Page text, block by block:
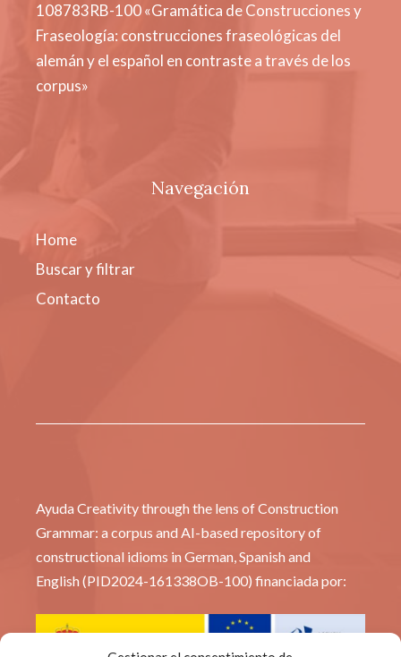
108783RB-100 «Gramática de Construcciones y
Fraseología: construcciones fraseológicas del
alemán y el español en contraste a través de los
corpus»
Navegación
Home
Buscar y filtrar
Contacto
Ayuda Creativity through the lens of Construction
Grammar: a corpus and AI-based repository of
constructional idioms in German, Spanish and
English (PID2024-161338OB-100) financiada por: